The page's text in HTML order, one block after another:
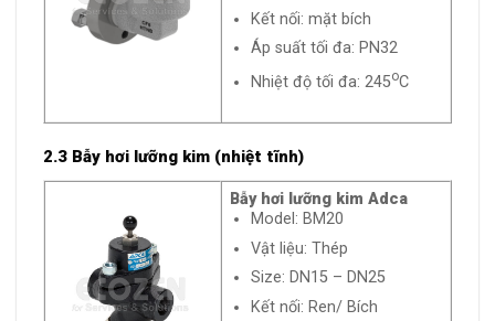
Kết nối: mặt bích
Áp suất tối đa: PN32
Nhiệt độ tối đa: 245oC
2.3 Bẫy hơi lưỡng kim (nhiệt tĩnh)
Bẫy hơi lưỡng kim Adca
Model: BM20
Vật liệu: Thép
Size: DN15 – DN25
Kết nối: Ren/ Bích